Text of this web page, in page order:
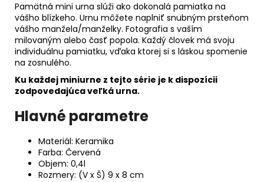
Pamätná mini urna slúži ako dokonalá pamiatka na
vášho blízkeho. Urnu môžete naplniť snubným prsteňom
vášho manžela/manželky. Fotografia s vaším
milovaným alebo časť popola. Každý človek má svoju
individuálnu pamiatku, vďaka ktorej si s láskou spomenie
na zosnulého.
Ku každej miniurne z tejto série je k dispozícii
zodpovedajúca veľká urna.
Hlavné parametre
Materiál: Keramika
Farba: Červená
Objem: 0,4l
Rozmery: (V x Š) 9 x 8 cm